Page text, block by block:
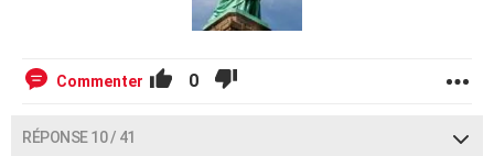
Commenter 0
RÉPONSE 10 / 41